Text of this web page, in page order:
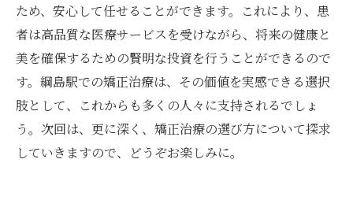
ため、安心して任せることができます。これにより、患
者は高品質な医療サービスを受けながら、将来の健康と
美を確保するための賢明な投資を行うことができるので
す。綱島駅での矯正治療は、その価値を実感できる選択
肢として、これからも多くの人々に支持されるでしょ
う。次回は、更に深く、矯正治療の選び方について探求
していきますので、どうぞお楽しみに。